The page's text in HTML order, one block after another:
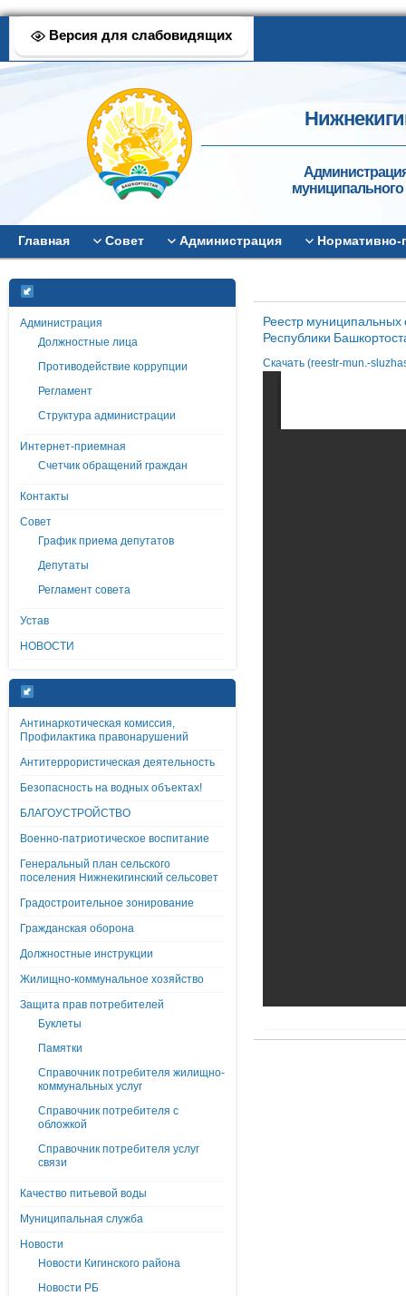
Версия для слабовидящих
муниципального
Главная Совет Администрация
Администрация
Должностные лица
Противодействие коррупции
Регламент
Структура администрации
Интернет-приемная
Счетчик обращений граждан
Контакты
Совет
График приема депутатов
Депутаты
Регламент совета
Устав
НОВОСТИ
Антинаркотическая комиссия,
Профилактика правонарушений
Антитеррористическая деятельность
Безопасность на водных объектах!
БЛАГОУСТРОЙСТВО
Военно-патриотическое воспитание
Генеральный план сельского
поселения Нижнекигинский сельсовет
Градостроительное зонирование
Гражданская оборона
Должностные инструкции
Жилищно-коммунальное хозяйство
Защита прав потребителей
Буклеты
Памятки
Справочник потребителя жилищно-
коммунальных услуг
Справочник потребителя с
обложкой
Справочник потребителя услуг
связи
Качество питьевой воды
Муниципальная служба
Новости
Новости Кигинского района
Новости РБ
Реестр муниципальных
Республики
Скачать (reestr-mun.-